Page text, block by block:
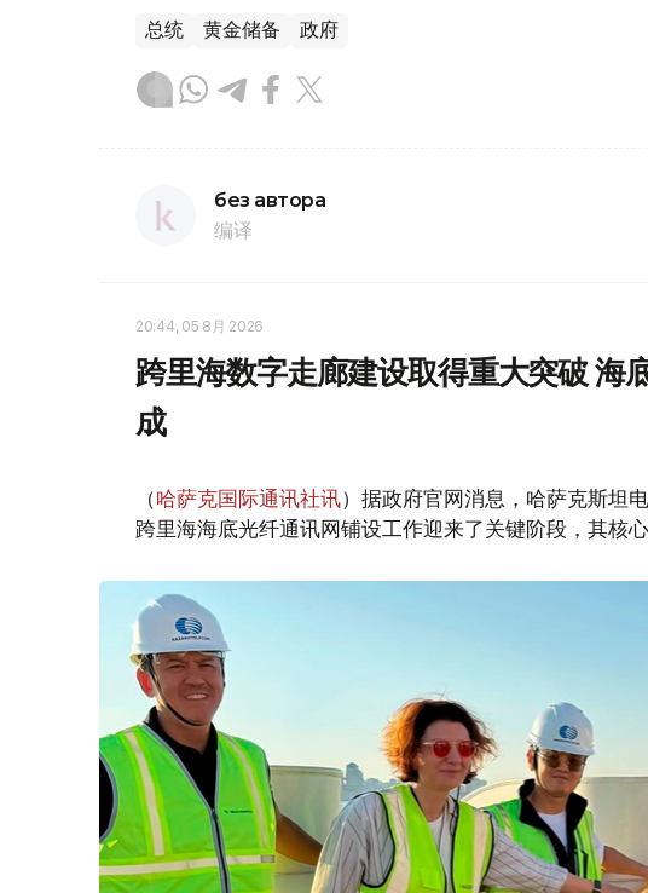
总统 黄金储备 政府
без автора
编译
20:44, 05 8月 2026
跨里海数字走廊建设取得重大突破 海
成
（哈萨克国际通讯社讯）据政府官网消息，哈萨克斯
跨里海海底光纤通讯网铺设工作迎来了关键阶段，其核